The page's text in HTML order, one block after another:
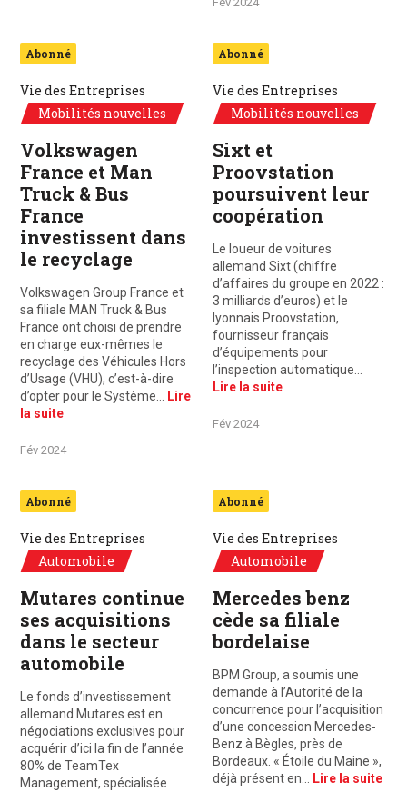
Abonné
Vie des Entreprises
Mobilités nouvelles
Volkswagen
France et Man
Truck & Bus
France
investissent dans
le recyclage
Volkswagen Group France et
sa filiale MAN Truck & Bus
France ont choisi de prendre
en charge eux-mêmes le
recyclage des Véhicules Hors
d’Usage (VHU), c’est-à-dire
d’opter pour le Système…
Lire
la suite
Fév 2024
Abonné
Vie des Entreprises
Mobilités nouvelles
Sixt et
Proovstation
poursuivent leur
coopération
Le loueur de voitures
allemand Sixt (chiffre
d’affaires du groupe en 2022 :
3 milliards d’euros) et le
lyonnais Proovstation,
fournisseur français
d’équipements pour
l’inspection automatique…
Lire la suite
Fév 2024
Abonné
Vie des Entreprises
Automobile
Mutares continue
ses acquisitions
dans le secteur
automobile
Le fonds d’investissement
allemand Mutares est en
négociations exclusives pour
acquérir d’ici la fin de l’année
80% de TeamTex
Management, spécialisée
Abonné
Vie des Entreprises
Automobile
Mercedes benz
cède sa filiale
bordelaise
BPM Group, a soumis une
demande à l’Autorité de la
concurrence pour l’acquisition
d’une concession Mercedes-
Benz à Bègles, près de
Bordeaux. « Étoile du Maine »,
déjà présent en…
Lire la suite